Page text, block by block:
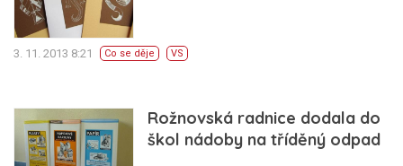
3. 11. 2013 8:21 Co se děje VS
Rožnovská radnice dodala do
škol nádoby na tříděný odpad